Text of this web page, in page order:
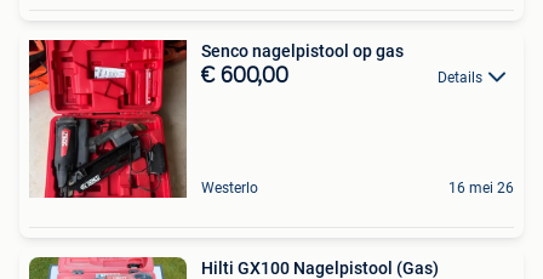
Senco nagelpistool op gas
€ 600,00 Details
Westerlo 16 mei 26
Hilti GX100 Nagelpistool (Gas)